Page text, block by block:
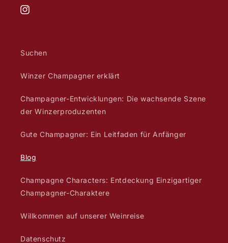
Instagram
Suchen
Winzer Champagner erklärt
Champagner-Entwicklungen: Die wachsende Szene
der Winzerproduzenten
Gute Champagner: Ein Leitfaden für Anfänger
Blog
Champagne Characters: Entdeckung Einzigartiger
Champagner-Charaktere
Willkommen auf unserer Weinreise
Datenschutz